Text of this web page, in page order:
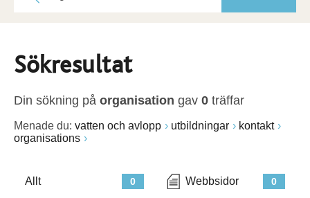
Sökresultat
Din sökning på organisation gav 0 träffar
Menade du: vatten och avlopp utbildningar
kontakt
organisations
0
Allt 0
Webbsidor